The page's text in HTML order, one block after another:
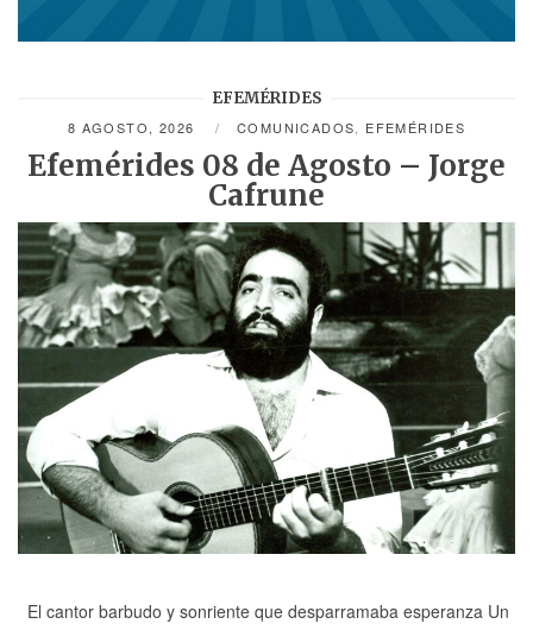
EFEMÉRIDES
8 AGOSTO, 2026 COMUNICADOS, EFEMÉRIDES
Efemérides 08 de Agosto – Jorge
Cafrune
El cantor barbudo y sonriente que desparramaba esperanza Un